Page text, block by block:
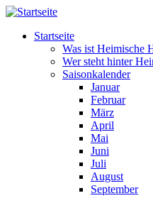
Direkt zum Inhalt
Startseite
Was ist Heimische
Wer steht hinter
Saisonkalender
Januar
Februar
März
April
Mai
Juni
Juli
August
September